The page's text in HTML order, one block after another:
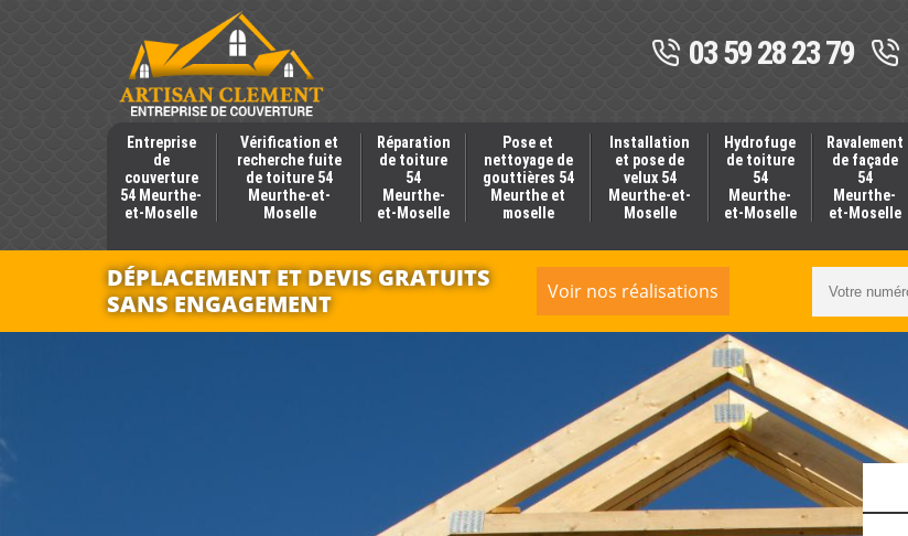
03 59 28 23 79
Entreprise
de
couverture
54 Meurthe-
et-Moselle
Vérification et
recherche fuite
de toiture 54
Meurthe-et-
Moselle
Réparation
de toiture
54
Meurthe-
et-Moselle
Pose et
nettoyage de
gouttières 54
Meurthe et
moselle
Installation
et pose de
velux 54
Meurthe-et-
Moselle
Hydrofuge
de toiture
54
Meurthe-
et-Moselle
Ravalement
de façade
54
Meurthe-
et-Moselle
DÉPLACEMENT ET DEVIS GRATUITS
SANS ENGAGEMENT
Voir nos réalisations